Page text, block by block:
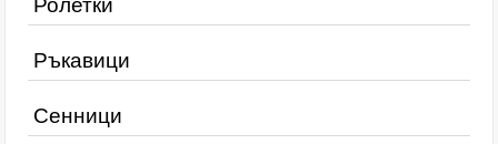
Ролетки
Ръкавици
Сенници